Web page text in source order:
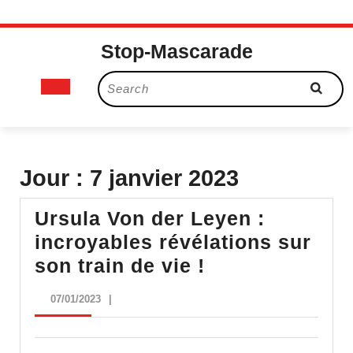
Skip
Stop-Mascarade
Open
Search
for:
Jour : 7 janvier 2023
Ursula Von der Leyen :
incroyables révélations sur
son train de vie !
der
Leyen
07/01/202307/01/2023